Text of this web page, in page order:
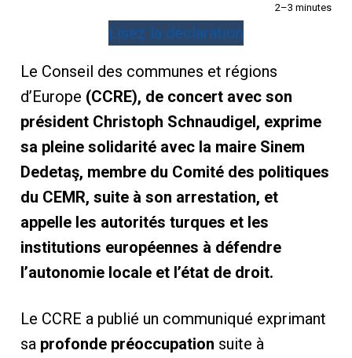
2–3 minutes
Lisez la déclaration
Le Conseil des communes et régions
d’Europe (CCRE), de concert avec son
président Christoph Schnaudigel, exprime
sa pleine solidarité avec la maire Sinem
Dedetaş, membre du Comité des politiques
du CEMR, suite à son arrestation, et
appelle les autorités turques et les
institutions européennes à défendre
l’autonomie locale et l’état de droit.
Le CCRE a publié un communiqué exprimant
sa profonde préoccupation suite à